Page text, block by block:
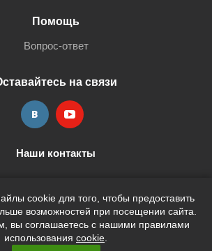
cookie для того, чтобы предоставить
возможностей при посещении сайта.
вы соглашаетесь с нашими правилами
использования cookie
Помощь
Вопрос-ответ
на связи
Наши контакты